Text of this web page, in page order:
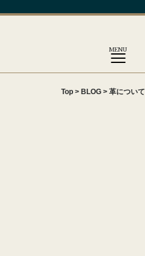
MENU
Top > BLOG > 革について